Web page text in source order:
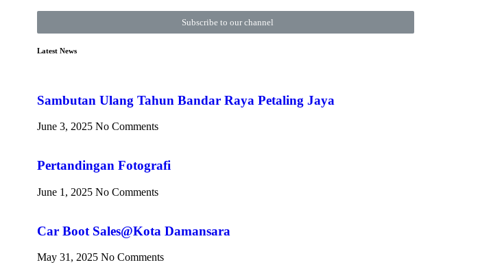
Subscribe to our channel
Latest News
Sambutan Ulang Tahun Bandar Raya Petaling Jaya
June 3, 2025 No Comments
Pertandingan Fotografi
June 1, 2025 No Comments
Car Boot Sales@Kota Damansara
May 31, 2025 No Comments